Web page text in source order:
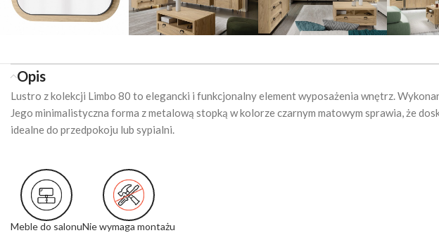
Opis
Lustro z kolekcji Limbo 80 to elegancki i funkcjonalny element wyposażenia wnętrz.
Jego minimalistyczna forma z metalową stopką w kolorze czarnym matowym sprawia, że
idealne do przedpokoju lub sypialni.
Meble do salonuNie wymaga montażu